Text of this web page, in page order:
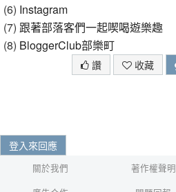
(6) Instagram
(7) 跟著部落客們一起喫喝遊樂趣
(8) BloggerClub部樂町
讚 收藏
登入來回應
關於我們 著作權聲明